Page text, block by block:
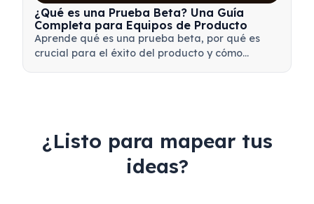
¿Qué es una Prueba Beta? Una Guía
Completa para Equipos de Producto
Aprende qué es una prueba beta, por qué es
crucial para el éxito del producto y cómo
¿Listo para mapear tus
ideas?